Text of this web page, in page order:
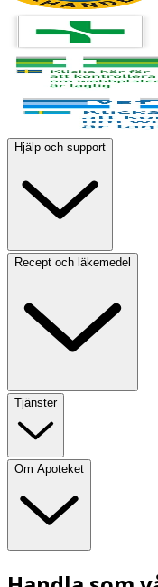
Hjälp och support
Recept och läkemedel
Tjänster
Om Apoteket